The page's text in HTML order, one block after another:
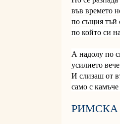
във времето
по същия тъй
по който си
А надолу по
усилието
И слизаш от
само с